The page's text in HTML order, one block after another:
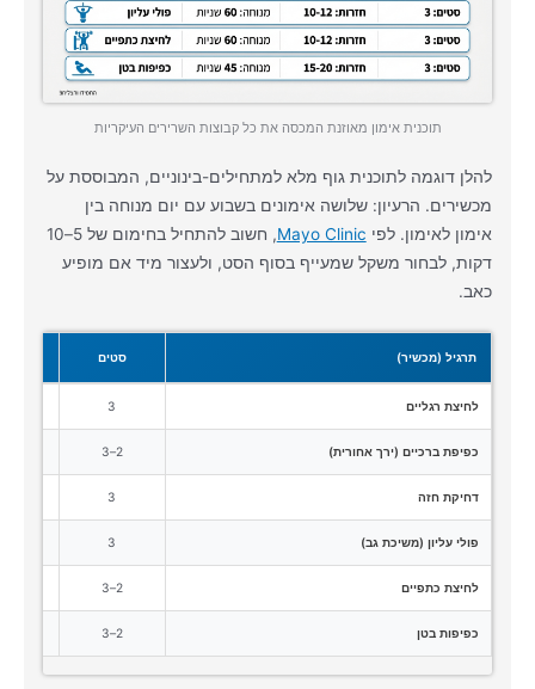
תוכנית אימון מאוזנת המכסה את כל קבוצות השרירים העיקריות
להלן דוגמה לתוכנית גוף מלא למתחילים-בינוניים, המבוססת על
מכשירים. הרעיון: שלושה אימונים בשבוע עם יום מנוחה בין
אימון לאימון. לפי Mayo Clinic
, חשוב להתחיל בחימום של 5–10
דקות, לבחור משקל שמעייף בסוף הסט, ולעצור מיד אם מופיע
כאב.
תרגיל (מכשיר) סטים
לחיצת רגליים 3
כפיפת ברכיים (ירך אחורית) 2–3
דחיקת חזה 3
פולי עליון (משיכת גב) 3
לחיצת כתפיים 2–3
כפיפות בטן 2–3